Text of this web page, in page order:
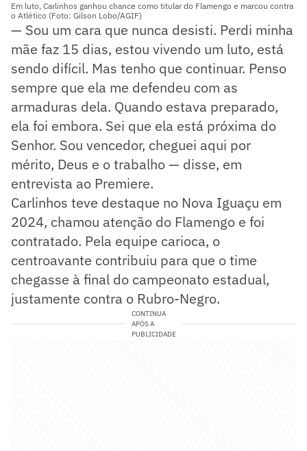
Em luto, Carlinhos ganhou chance como titular do Flamengo e marcou contra
o Atlético (Foto: Gilson Lobo/AGIF)
— Sou um cara que nunca desisti. Perdi minha
mãe faz 15 dias, estou vivendo um luto, está
sendo difícil. Mas tenho que continuar. Penso
sempre que ela me defendeu com as
armaduras dela. Quando estava preparado,
ela foi embora. Sei que ela está próxima do
Senhor. Sou vencedor, cheguei aqui por
mérito, Deus e o trabalho — disse, em
entrevista ao Premiere.
Carlinhos teve destaque no Nova Iguaçu em
2024, chamou atenção do Flamengo e foi
contratado. Pela equipe carioca, o
centroavante contribuiu para que o time
chegasse à final do campeonato estadual,
justamente contra o Rubro-Negro.
CONTINUA
APÓS A
PUBLICIDADE